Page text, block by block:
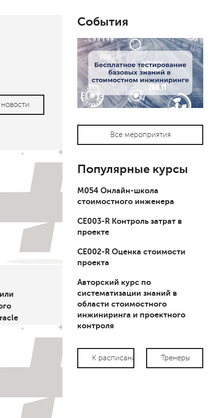
События
Все мероприятия
Популярные курсы
М054 Онлайн-школа
стоимостного инженера
СЕ003-R Контроль затрат в
проекте
СЕ002-R Оценка стоимости
проекта
Авторский курс по
систематизации знаний в
области стоимостного
инжиниринга и проектного
контроля
К расписанию Тренеры